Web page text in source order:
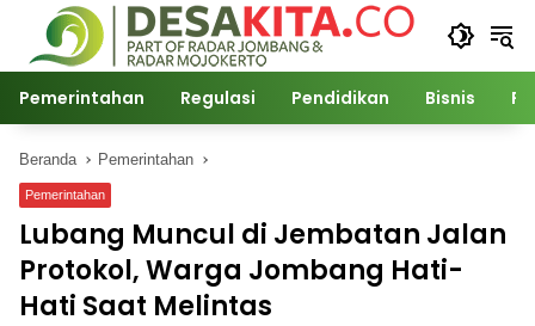
Langsung
konten
Pemerintahan Regulasi Pendidikan Bisnis
Beranda Pemerintahan
Pemerintahan
Lubang Muncul di Jembatan Jalan
Protokol, Warga Jombang Hati-
Hati Saat Melintas